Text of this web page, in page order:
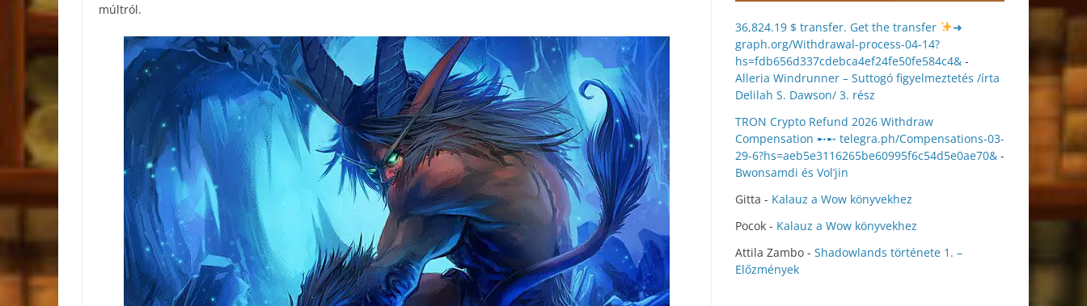
múltról.
36,824.19 $ transfer. Get the transfer
➜
graph.org/Withdrawal-process-04-14?
hs=fdb656d337cdebca4ef24fe50fe584c4& -
Alleria Windrunner – Suttogó figyelmeztetés /írta
Delilah S. Dawson/ 3. rész
TRON Crypto Refund 2026 Withdraw
Compensation ➸➸ telegra.ph/Compensations-03-
29-6?hs=aeb5e3116265be60995f6c54d5e0ae70& -
Bwonsamdi és Vol’jin
Gitta - Kalauz a Wow könyvekhez
Pocok - Kalauz a Wow könyvekhez
Attila Zambo - Shadowlands története 1. –
Előzmények